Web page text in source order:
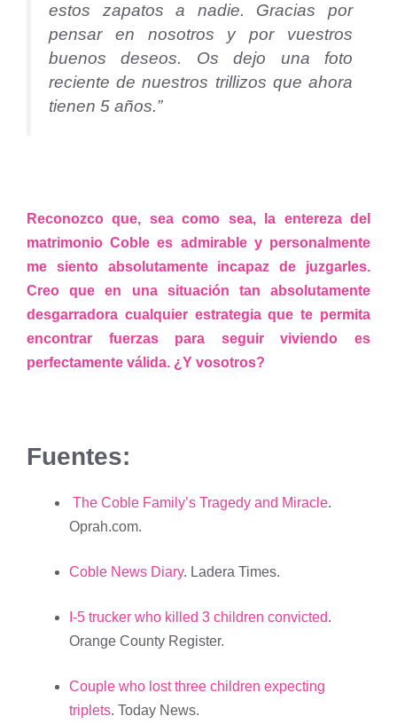
estos zapatos a nadie. Gracias por
pensar en nosotros y por vuestros
buenos deseos. Os dejo una foto
reciente de nuestros trillizos que ahora
tienen 5 años.”
Reconozco que, sea como sea, la entereza del
matrimonio Coble es admirable y personalmente
me siento absolutamente incapaz de juzgarles.
Creo que en una situación tan absolutamente
desgarradora cualquier estrategia que te permita
encontrar fuerzas para seguir viviendo es
perfectamente válida. ¿Y vosotros?
Fuentes:
The Coble Family’s Tragedy and Miracle.
Oprah.com.
Coble News Diary. Ladera Times.
I-5 trucker who killed 3 children convicted.
Orange County Register.
Couple who lost three children expecting
triplets. Today News.